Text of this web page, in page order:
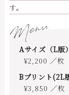
す。
Menu
Aサイズ（L版）
¥2,200 ／枚
Bプリント(2L
¥3,850 ／枚